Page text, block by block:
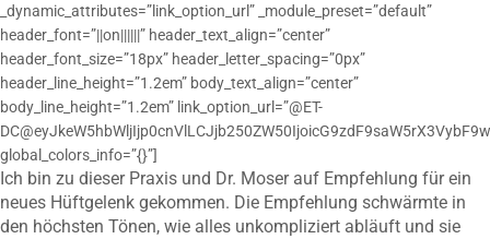
_dynamic_attributes=”link_option_url” _module_preset=”default”
header_font=”||on||||||” header_text_align=”center”
header_font_size=”18px” header_letter_spacing=”0px”
header_line_height=”1.2em” body_text_align=”center”
body_line_height=”1.2em” link_option_url=”@ET-
global_colors_info=”{}”]
Ich bin zu dieser Praxis und Dr. Moser auf Empfehlung für ein
neues Hüftgelenk gekommen. Die Empfehlung schwärmte in
den höchsten Tönen, wie alles unkompliziert abläuft und sie